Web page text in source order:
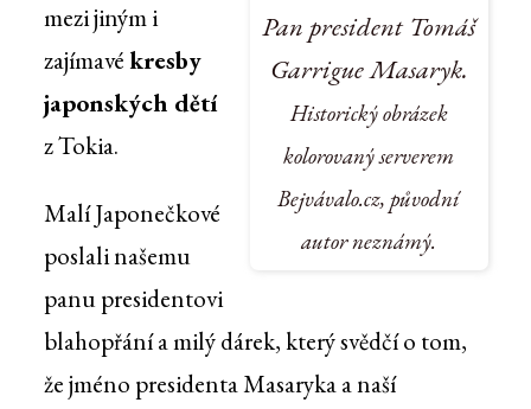
Pan president Tomáš
Garrigue Masaryk.
Historický obrázek
kolorovaný serverem
Bejvávalo.cz, původní
autor neznámý.
mezi jiným i
zajímavékresby
japonských dětí
z Tokia.
Malí Japonečkové
poslali našemu
panu presidentovi
blahopřání a milý dárek, který svědčí o tom,
že jméno presidenta Masaryka a naší